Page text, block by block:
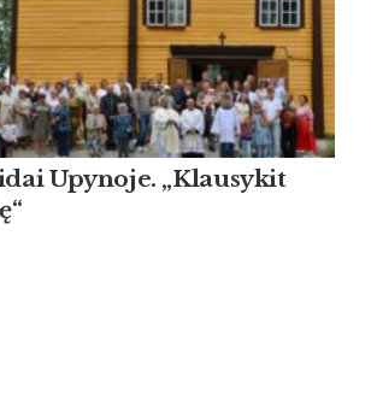
Upynoje. „Klausykit